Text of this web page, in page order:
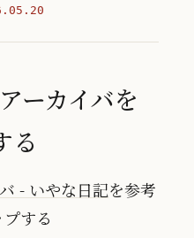
ーカイバを
る
- いやな日記を参考
する